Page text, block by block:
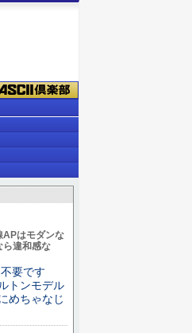
APはモダンな
違和感な
要です
トンモデル
めちゃなじ